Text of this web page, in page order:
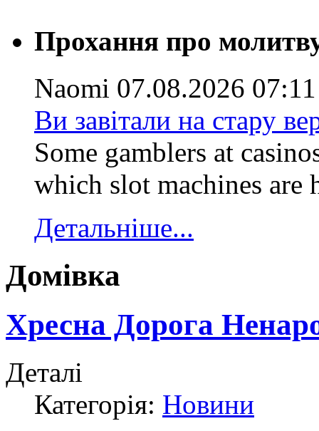
Прохання про
Naomi 07.08.2026 07:11
Ви завітали на стару
Some gamblers at
which slot machines are
Детальніше...
Домівка
Хресна Дорога
Деталі
Категорія: Новини